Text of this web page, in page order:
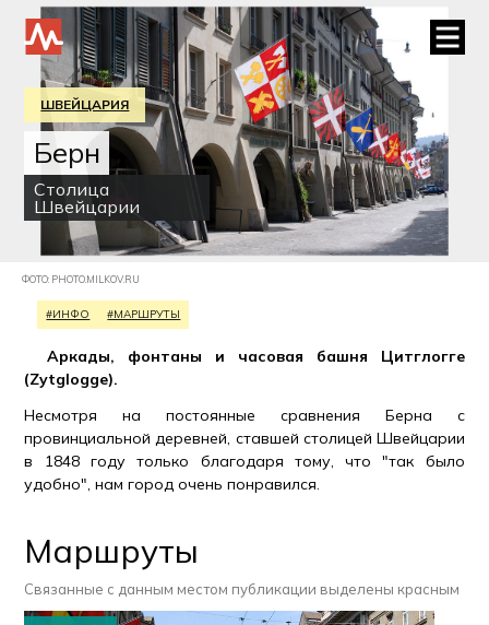
ШВЕЙЦАРИЯ
Берн
Столица
Швейцарии
ФОТО: PHOTO.MILKOV.RU
#ИНФО #МАРШРУТЫ
Аркады, фонтаны и часовая башня Цитглогге
(Zytglogge).
Несмотря на постоянные сравнения Берна с
провинциальной деревней, ставшей столицей Швейцарии
в 1848 году только благодаря тому, что "так было
удобно", нам город очень понравился.
Маршруты
Связанные с данным местом публикации выделены красным